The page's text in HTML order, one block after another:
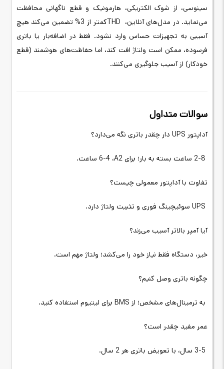
سینوسی، از شوک الکتریکی، هارمونیک و قطع ناگهانی محافظت
می‌نماید. در مدل‌های آنلاین، THD
کمتر از 3% تضمین می‌کند هیچ
آسیبی به تجهیزات حساس وارد نشود. فقط در اضافه‌بار یا باتری
فرسوده، ممکن است ولتاژ افت کند، اما حفاظت‌های هوشمند (قطع
خودکار) از آسیب جلوگیری می‌کنند.
سوالات متداول
آداپتور UPS دار چقدر باتری نگه می‌دارد؟
A، 4-6 ساعت.
تفاوت با آداپتور معمولی چیست؟
UPS سوئیچینگ فوری و تثبیت ولتاژ دارد.
آیا آمپر بالاتر آسیب می‌زند؟
خیر، دستگاه فقط نیاز خود را می‌کشد؛ ولتاژ مهم است.
چگونه باتری وصل کنیم؟
به ترمینال‌های مشخص؛ از BMS برای لیتیوم استفاده کنید.
عمر مفید چقدر است؟
.